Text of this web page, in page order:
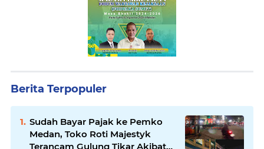
Berita Terpopuler
Sudah Bayar Pajak ke Pemko
Medan, Toko Roti Majestyk
Terancam Gulung Tikar Akibat